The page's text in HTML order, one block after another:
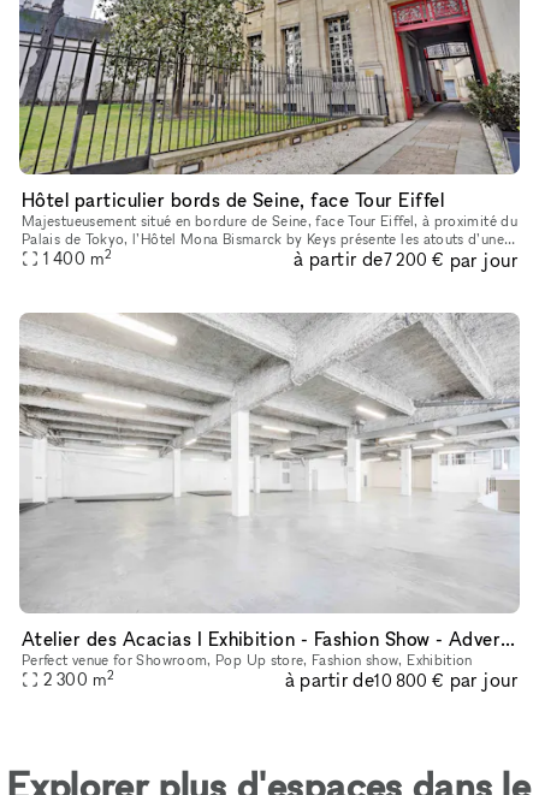
Hôtel particulier bords de Seine, face Tour Eiffel
Majestueusement situé en bordure de Seine, face Tour Eiffel, à proximité du
Palais de Tokyo, l’Hôtel Mona Bismarck by Keys présente les atouts d’une
adresse d’exception. Cette sublime demeure néo-cla
1 400 m2 à partir de7 200 € par jour
Atelier des Acacias I Exhibition - Fashion Show - Advertising - Entertainment
Perfect venue for Showroom, Pop Up store, Fashion show, Exhibition
2 300 m2 à partir de10 800 € par jour
Explorer plus d'espaces dans le